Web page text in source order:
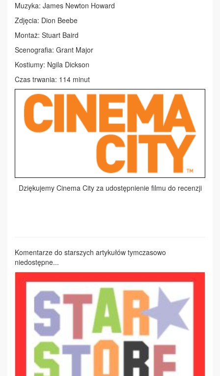
Muzyka: James Newton Howard
Zdjęcia: Dion Beebe
Montaż: Stuart Baird
Scenografia: Grant Major
Kostiumy: Ngila Dickson
Czas trwania: 114 minut
Dziękujemy Cinema City za udostępnienie filmu do recenzji
Komentarze do starszych artykułów tymczasowo
niedostępne...